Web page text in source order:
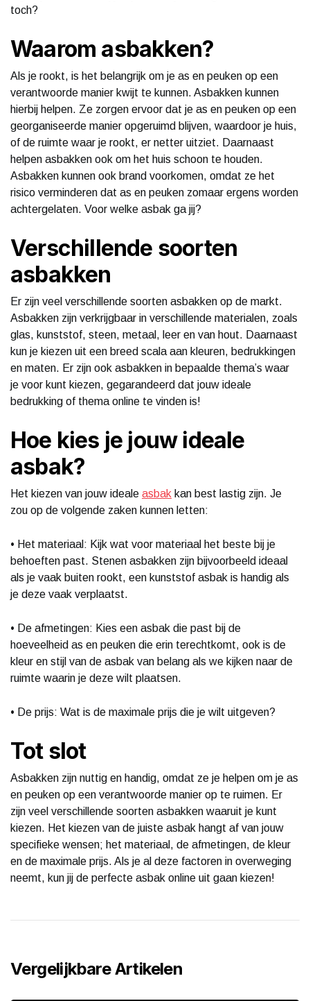
toch?
Waarom asbakken?
Als je rookt, is het belangrijk om je as en peuken op een
verantwoorde manier kwijt te kunnen. Asbakken kunnen
hierbij helpen. Ze zorgen ervoor dat je as en peuken op een
georganiseerde manier opgeruimd blijven, waardoor je huis,
of de ruimte waar je rookt, er netter uitziet. Daarnaast
helpen asbakken ook om het huis schoon te houden.
Asbakken kunnen ook brand voorkomen, omdat ze het
risico verminderen dat as en peuken zomaar ergens worden
achtergelaten. Voor welke asbak ga jij?
Verschillende soorten
asbakken
Er zijn veel verschillende soorten asbakken op de markt.
Asbakken zijn verkrijgbaar in verschillende materialen, zoals
glas, kunststof, steen, metaal, leer en van hout. Daarnaast
kun je kiezen uit een breed scala aan kleuren, bedrukkingen
en maten. Er zijn ook asbakken in bepaalde thema’s waar
je voor kunt kiezen, gegarandeerd dat jouw ideale
bedrukking of thema online te vinden is!
Hoe kies je jouw ideale
asbak?
Het kiezen van jouw ideale asbak kan best lastig zijn. Je
zou op de volgende zaken kunnen letten:
• Het materiaal: Kijk wat voor materiaal het beste bij je
behoeften past. Stenen asbakken zijn bijvoorbeeld ideaal
als je vaak buiten rookt, een kunststof asbak is handig als
je deze vaak verplaatst.
• De afmetingen: Kies een asbak die past bij de
hoeveelheid as en peuken die erin terechtkomt, ook is de
kleur en stijl van de asbak van belang als we kijken naar de
ruimte waarin je deze wilt plaatsen.
• De prijs: Wat is de maximale prijs die je wilt uitgeven?
Tot slot
Asbakken zijn nuttig en handig, omdat ze je helpen om je as
en peuken op een verantwoorde manier op te ruimen. Er
zijn veel verschillende soorten asbakken waaruit je kunt
kiezen. Het kiezen van de juiste asbak hangt af van jouw
specifieke wensen; het materiaal, de afmetingen, de kleur
en de maximale prijs. Als je al deze factoren in overweging
neemt, kun jij de perfecte asbak online uit gaan kiezen!
Vergelijkbare Artikelen